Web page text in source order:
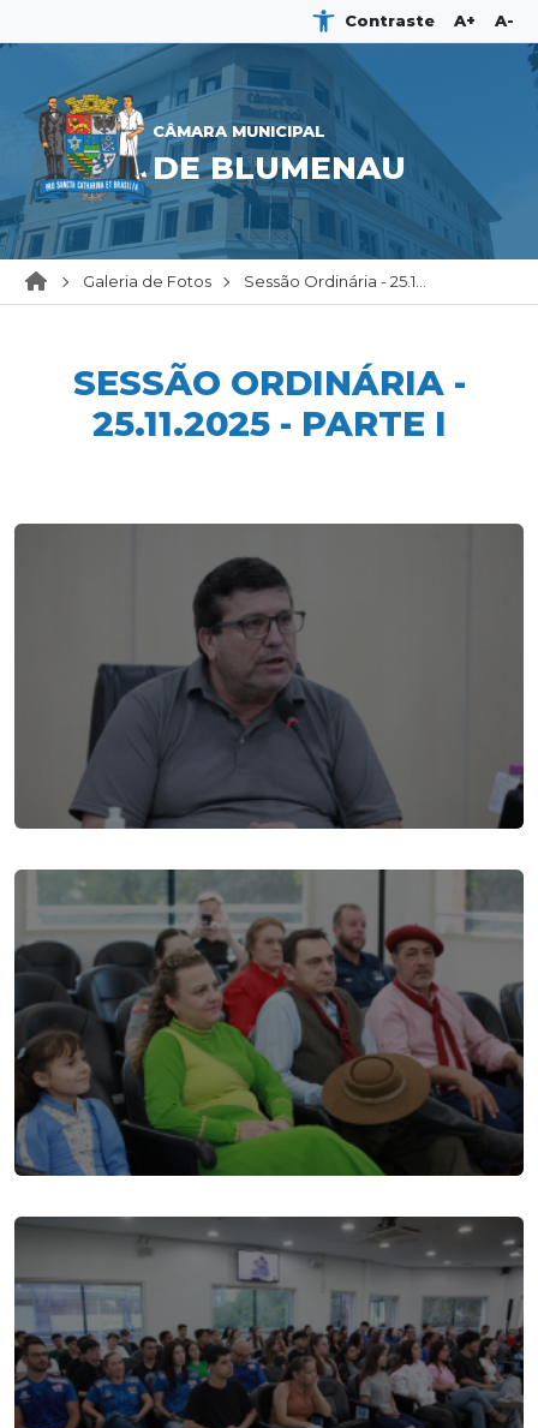
Contraste A+ A-
CÂMARA MUNICIPAL
DE BLUMENAU
Galeria de Fotos Sessão Ordinária - 25.1...
SESSÃO ORDINÁRIA -
25.11.2025 - PARTE I